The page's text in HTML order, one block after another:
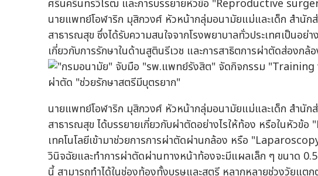
ศรีนครินทรวิโรฒ และการบรรยายหัวข้อ "Reproductive
นายแพทย์โอฬาริก มุสิกวงศ์ หัวหน้ากลุ่มอนามัยแม่และเด็ก สำนัก
สาธารณสุข ซึ่งได้รับความสนใจจากโรงพยาบาลทั่วประเทศเป็นอย่
เกี่ยวกับการรักษาในด้านสูตินรีเวช และการสาธิตการผ่าตัดส่องก
นายแพทย์โอฬาริก มุสิกวงศ์ หัวหน้ากลุ่มอนามัยแม่และเด็ก สำนัก
สาธารณสุข ได้บรรยายเกี่ยวกับผ่าตัดอย่างไรให้ท้อง หรือในหัว
เทคโนโลยีเข้ามาช่วยการการผ่าตัดผ่านกล้อง หรือ
วินิจฉัยและทำการผ่าตัดผ่านทางหน้าท้องจะมีแผลเล็ก ๆ ขนาด
นี้ สามารถทำได้ในช่องท้องทั้งบุรุษและสตรี หลากหลายช่วงวัยแต